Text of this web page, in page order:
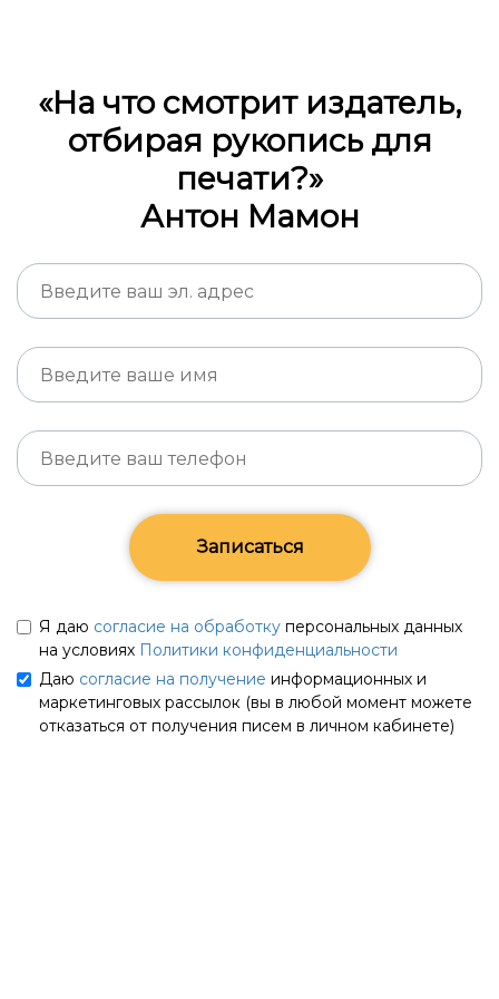
«На что смотрит издатель,
отбирая рукопись для
печати?»
Антон Мамон
Записаться
Я даю согласие на обработку персональных данных
на условиях Политики конфиденциальности
Даю согласие на получение информационных и
маркетинговых рассылок (вы в любой момент можете
отказаться от получения писем в личном кабинете)